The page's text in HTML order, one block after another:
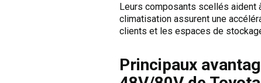
Leurs composants scellés aident
climatisation assurent une
clients et les espaces de
Principaux